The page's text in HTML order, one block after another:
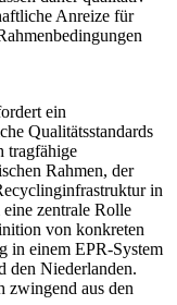
Anreize für
ein
Qualitätsstandards
tragfähige
Rahmen, der
in
zentrale Rolle
von konkreten
in einem EPR-System
den Niederlanden.
zwingend aus den